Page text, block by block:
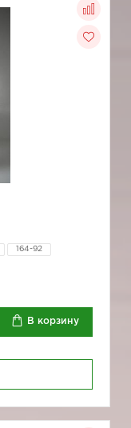
164-92
В корзину